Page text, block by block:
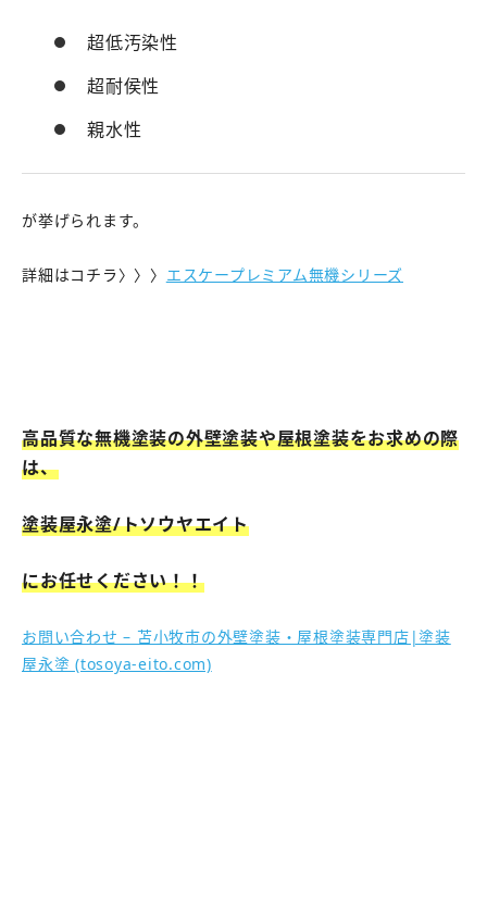
超低汚染性
超耐侯性
親水性
が挙げられます。
詳細はコチラ〉〉〉 エスケープレミアム無機シリーズ
高品質な無機塗装の外壁塗装や屋根塗装をお求めの際
は、
塗装屋永塗/トソウヤエイト
にお任せください！！
お問い合わせ – 苫小牧市の外壁塗装・屋根塗装専門店|塗装
屋永塗 (tosoya-eito.com)